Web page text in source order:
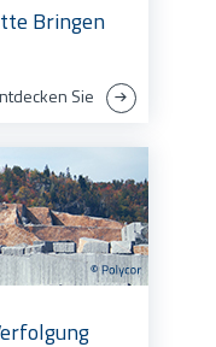
Bringen
Sie